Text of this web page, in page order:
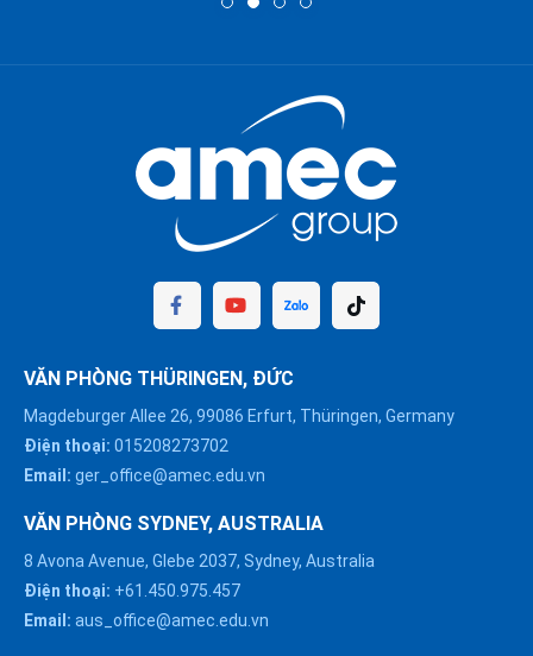
VĂN PHÒNG THÜRINGEN, ĐỨC
Magdeburger Allee 26, 99086 Erfurt, Thüringen, Germany
Điện thoại: 015208273702
Email: ger_office@amec.edu.vn
VĂN PHÒNG SYDNEY, AUSTRALIA
8 Avona Avenue, Glebe 2037, Sydney, Australia
Điện thoại: +61.450.975.457
Email: aus_office@amec.edu.vn